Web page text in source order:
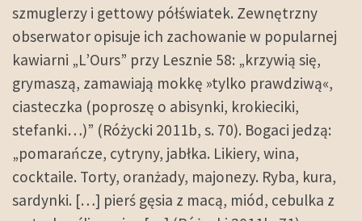
szmuglerzy i gettowy półświatek. Zewnętrzny
obserwator opisuje ich zachowanie w popularnej
kawiarni „L’Ours” przy Lesznie 58: „krzywią się,
grymaszą, zamawiają mokkę »tylko prawdziwą«,
ciasteczka (poproszę o abisynki, krokieciki,
stefanki…)” (Różycki 2011b, s. 70). Bogaci jedzą:
„pomarańcze, cytryny, jabłka. Likiery, wina,
cocktaile. Torty, oranżady, majonezy. Ryba, kura,
sardynki. […] pierś gęsia z macą, miód, cebulka z